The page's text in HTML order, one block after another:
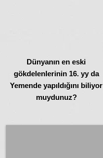
Dünyanın en eski
gökdelenlerinin 16. yy da
Yemende yapıldığını biliyor
muydunuz?